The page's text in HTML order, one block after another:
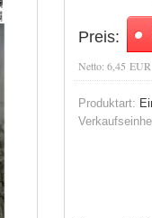
Preis:
Netto: 6,45 EUR
Produktart: